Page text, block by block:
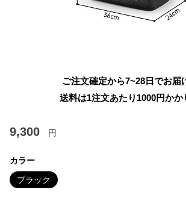
ご注文確定から7~28日でお届
送料は1注文あたり 1000円かか
9,300 円
カラー
ブラック